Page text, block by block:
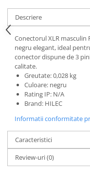
CD players
Amplificatoare
Căști
Sisteme asistență
Procesoare & Convertoare
Efecte Lumini
Lumini de scenă
Proiectoare (LED fixe)
Proiectoare PAR
Accesorii
Scanere
Descriere
Conectorul XLR
negru elegant, ideal
conector dispune de 3
calitate.
Greutate: 0,028 kg
Culoare: negru
Rating IP: N/A
Brand: HILEC
Informatii conformitate
Caracteristici
Review-uri(0)